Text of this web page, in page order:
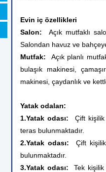
Evin iç özellikleri
Salon: Açık mutfaklı
Salondan havuz ve bahçeye
Mutfak: Açık planlı
bulaşık makinesi,
makinesi, çaydanlık ve
Yatak odaları:
1.Yatak odası: Çift kişilik
teras bulunmaktadır.
2.Yatak odası: Çift kişilik
bulunmaktadır.
3.Yatak odası: Tek kişilik